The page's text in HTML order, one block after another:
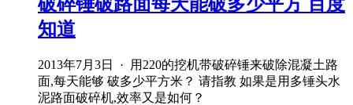
知道
2013年7月3日 · 用220的挖机带破碎锤来破除混凝土路
面,每天能够 破多少平方米？ 请指教 如果是用多锤头水
泥路面破碎机,效率又是如何？